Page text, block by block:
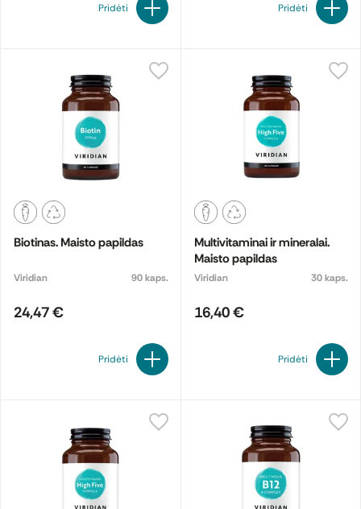
Pridėti Pridėti
Biotinas. Maisto papildas
Viridian 90 kaps.
24,47 €
Pridėti
Multivitaminai ir mineralai.
Maisto papildas
Viridian 30 kaps.
16,40 €
Pridėti